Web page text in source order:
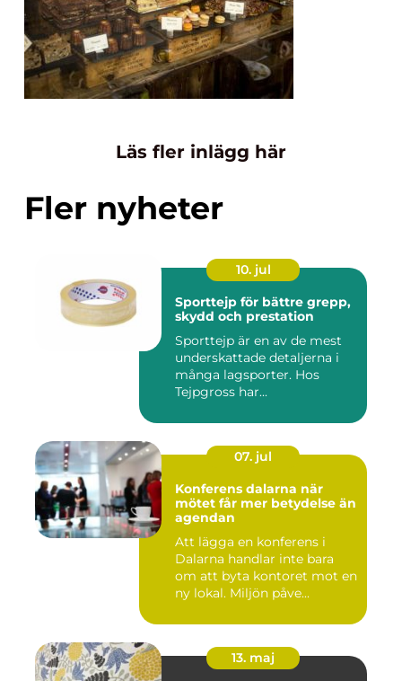
Läs fler inlägg här
Fler nyheter
10. jul
Sporttejp för bättre grepp,
skydd och prestation
Sporttejp är en av de mest
underskattade detaljerna i
många lagsporter. Hos
Tejpgross har...
07. jul
Konferens dalarna när
mötet får mer betydelse än
agendan
Att lägga en konferens i
Dalarna handlar inte bara
om att byta kontoret mot en
ny lokal. Miljön påve...
13. maj